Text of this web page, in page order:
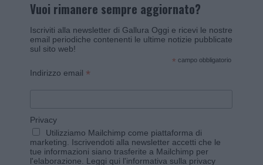
Vuoi rimanere sempre aggiornato?
Iscriviti alla newsletter di Gallura Oggi e ricevi le nostre
email periodiche contenenti le ultime notizie pubblicate
sul sito web!
* campo obbligatorio
Indirizzo email *
Privacy
Utilizziamo Mailchimp come piattaforma di
marketing. Iscrivendoti alla newsletter accetti che le
tue informazioni siano trasferite a Mailchimp per
l'elaborazione. Leggi qui l'informativa sulla privacy